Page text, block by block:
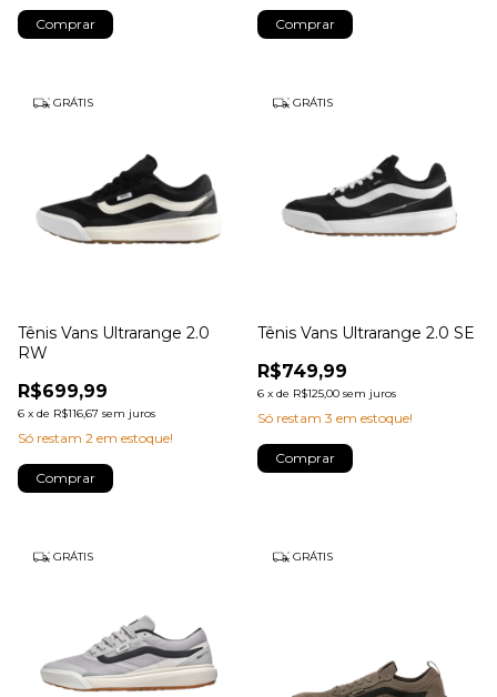
Comprar Comprar
GRÁTIS
Tênis Vans Ultrarange 2.0
RW
R$699,99
6 x de R$116,67 sem juros
Só restam 2 em estoque!
Comprar
GRÁTIS
Tênis Vans Ultrarange 2.0 SE
R$749,99
6 x de R$125,00 sem juros
Só restam 3 em estoque!
Comprar
GRÁTIS GRÁTIS